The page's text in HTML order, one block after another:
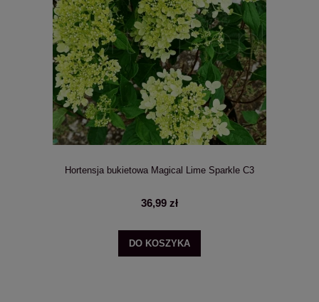
Hortensja bukietowa Magical Lime Sparkle C3
36,99 zł
DO KOSZYKA